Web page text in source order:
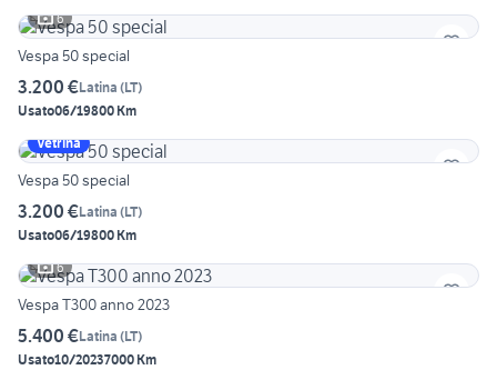
6
Vespa 50 special
3.200 €Latina (LT)
Usato06/19800 Km
Vetrina
Vespa 50 special
3.200 €Latina (LT)
Usato06/19800 Km
6
Vespa T300 anno 2023
5.400 €Latina (LT)
Usato10/20237000 Km